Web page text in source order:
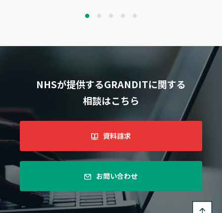
NHSが提供するGRANDITに関する
相談はこちら
資料請求
お問い合わせ